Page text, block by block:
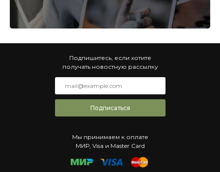
Мы принимаем к оплате
МИР, Visa и Master Card
Подписаться
Подпишитесь, если хотите
получать новостную рассылку